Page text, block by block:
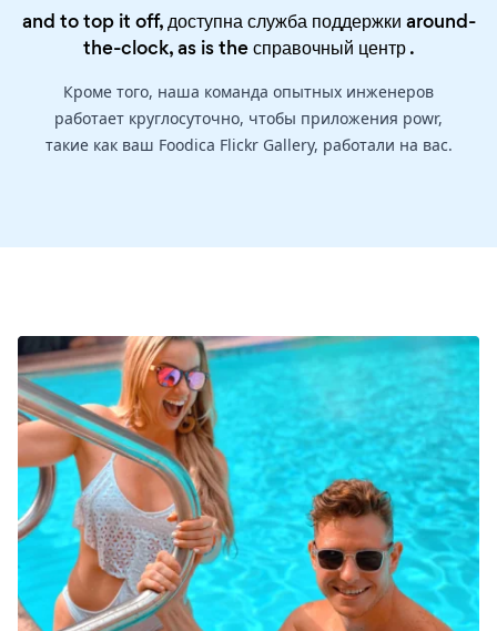
and to top it off, доступна служба поддержки around-
the-clock, as is theсправочный центр.
Кроме того, наша команда опытных инженеров
работает круглосуточно, чтобы приложения powr,
такие как ваш Foodica Flickr Gallery, работали на вас.